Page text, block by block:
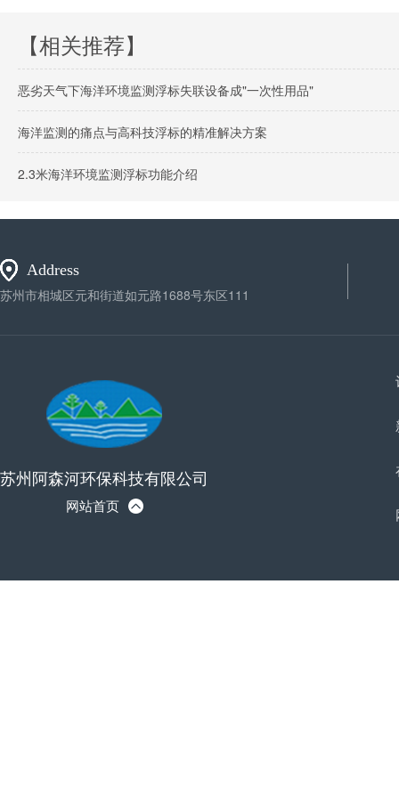
【相关推荐】
恶劣天气下海洋环境监测浮标失联设备成"一次性用品"
海洋监测的痛点与高科技浮标的精准解决方案
2.3米海洋环境监测浮标功能介绍
Address
苏州市相城区元和街道如元路1688号东区111
苏州阿森河环保科技有限公司
网站首页